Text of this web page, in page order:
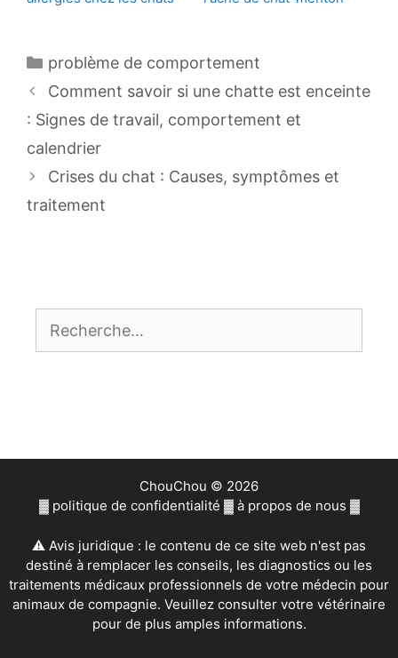
Catégories
problème de comportement
Navigation
des
Comment savoir si une chatte est enceinte
: Signes de travail, comportement et
calendrier
Crises du chat : Causes, symptômes et
traitement
ChouChou © 2026
▓ politique de confidentialité ▓ à propos de nous ▓
⚠ Avis juridique : le contenu de ce site web n'est pas
destiné à remplacer les conseils, les diagnostics ou les
traitements médicaux professionnels de votre médecin pour
animaux de compagnie. Veuillez consulter votre vétérinaire
pour de plus amples informations.